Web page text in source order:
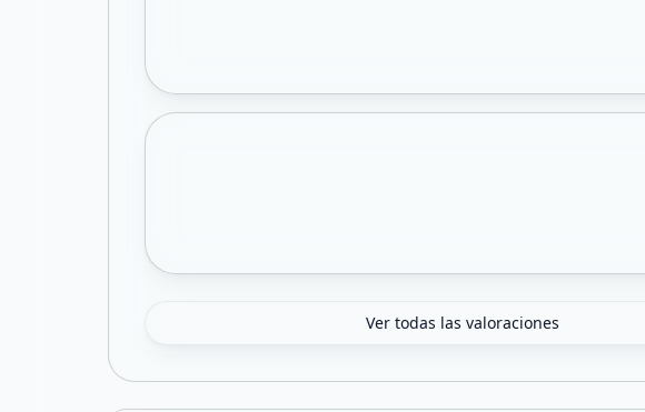
Ver todas las valoraciones